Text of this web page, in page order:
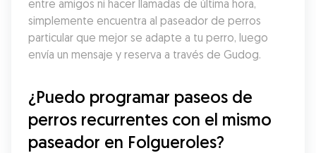
entre amigos ni hacer llamadas de última hora,
simplemente encuentra al paseador de perros
particular que mejor se adapte a tu perro, luego
envía un mensaje y reserva a través de Gudog.
¿Puedo programar paseos de
perros recurrentes con el mismo
paseador en Folgueroles?